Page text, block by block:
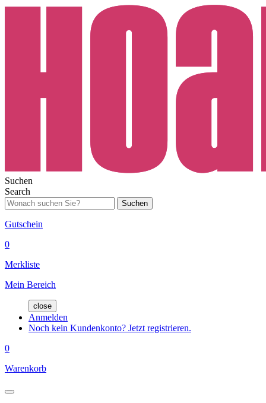
Suchen
Search
Suchen
Gutschein
0
Merkliste
Mein Bereich
close
Anmelden
Noch kein Kundenkonto? Jetzt registrieren.
0
Warenkorb